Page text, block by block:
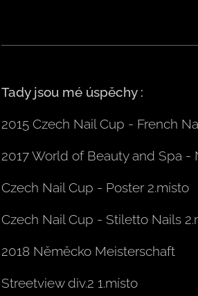
Tady jsou mé úspěchy :
2015 Czech Nail Cup - French
2017 World of Beauty and Spa -
Czech Nail Cup - Poster 2.místo
Czech Nail Cup - Stiletto Nails
2018 Něměcko Meisterschaft
Streetview div.2 1.místo